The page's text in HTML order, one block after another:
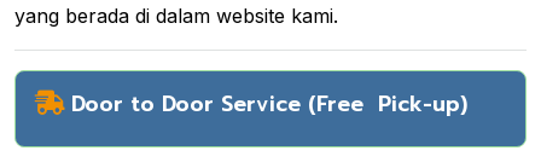
yang berada di dalam website kami.
Door to Door Service (Free Pick-up)